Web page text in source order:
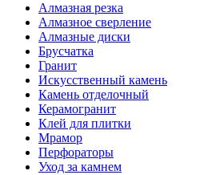
Алмазная резка
Алмазное сверление
Алмазные диски
Брусчатка
Гранит
Искусственный камень
Камень отделочный
Керамогранит
Клей для плитки
Мрамор
Перфораторы
Уход за камнем